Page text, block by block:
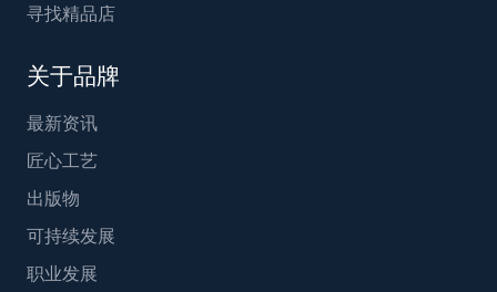
寻找精品店
关于品牌
最新资讯
匠心工艺
出版物
可持续发展
职业发展